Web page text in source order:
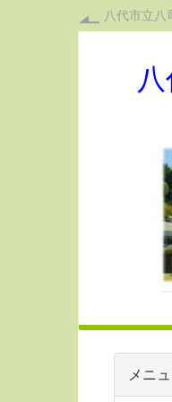
八代市立八
メニ